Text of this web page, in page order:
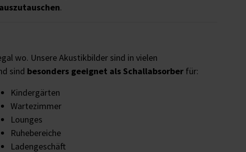
.
wo. Unsere Akustikbilder sind in vielen
sind besonders geeignet als Schallabsorber für:
Kindergärten
Wartezimmer
Lounges
Ruhebereiche
Ladengeschäft